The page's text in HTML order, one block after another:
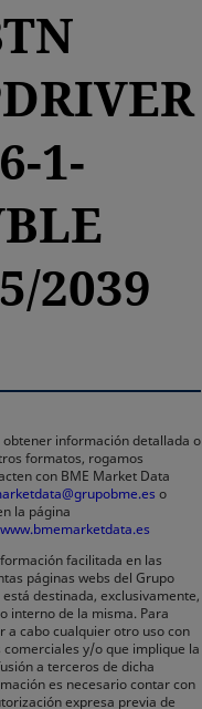
1-
2039
obtener información detallada o
formatos, rogamos
con BME Market Data
o
la página
www.bmemarketdata.es
facilitada en las
páginas webs del Grupo
está destinada, exclusivamente,
interno de la misma. Para
a cabo cualquier otro uso con
comerciales y/o que implique la
a terceros de dicha
es necesario contar con
expresa previa de